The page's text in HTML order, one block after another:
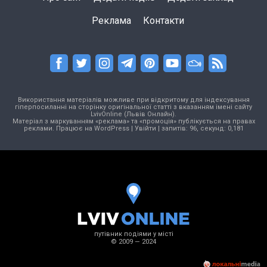
Реклама Контакти
Використання матеріалів можливе при відкритому для індексування
гіперпосиланні на сторінку оригінальної статті з вказанням імені сайту
LvivOnline (Львів Онлайн).
Матеріал з маркуванням «реклама» та «промоція» публікується на правах
реклами. Працює на WordPress| Увійти | запитів: 96, секунд: 0,181
путівник подіями у місті
© 2009 — 2024